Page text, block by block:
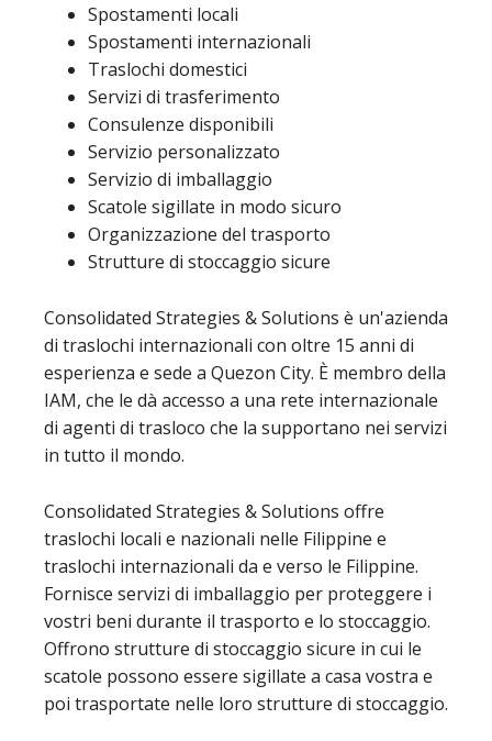
Spostamenti locali
Spostamenti internazionali
Traslochi domestici
Servizi di trasferimento
Consulenze disponibili
Servizio personalizzato
Servizio di imballaggio
Scatole sigillate in modo sicuro
Organizzazione del trasporto
Strutture di stoccaggio sicure
Consolidated Strategies & Solutions è un'azienda
di traslochi internazionali con oltre 15 anni di
esperienza e sede a Quezon City. È membro della
IAM, che le dà accesso a una rete internazionale
di agenti di trasloco che la supportano nei servizi
in tutto il mondo.
Consolidated Strategies & Solutions offre
traslochi locali e nazionali nelle Filippine e
traslochi internazionali da e verso le Filippine.
Fornisce servizi di imballaggio per proteggere i
vostri beni durante il trasporto e lo stoccaggio.
Offrono strutture di stoccaggio sicure in cui le
scatole possono essere sigillate a casa vostra e
poi trasportate nelle loro strutture di stoccaggio.